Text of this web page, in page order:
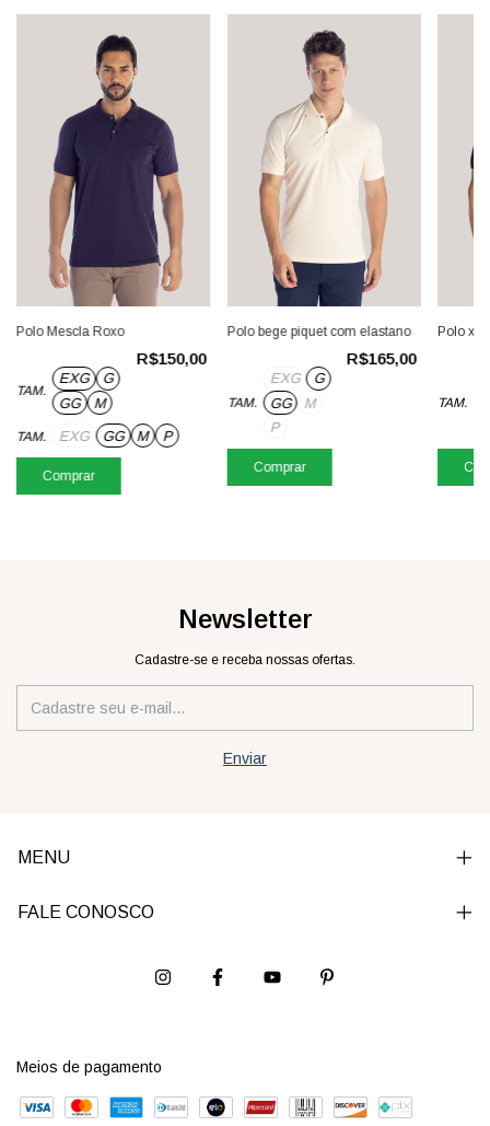
Polo Mescla Roxo
R$150,00
TAM.
EXG
G
GG
M
TAM. EXG GG M P
Comprar
Polo bege piquet com elastano
R$165,00
TAM.
EXG
G
GG
M
P
Comprar
Polo
TAM.
Newsletter
Cadastre-se e receba nossas ofertas.
MENU
FALE CONOSCO
Meios de pagamento